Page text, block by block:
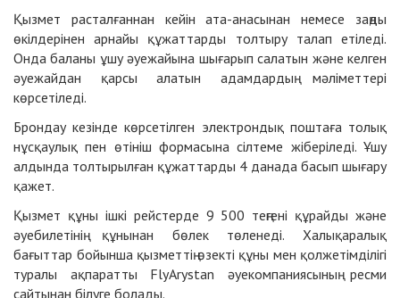
Қызмет расталғаннан кейін ата-анасынан немесе заңды
өкілдерінен арнайы құжаттарды толтыру талап етіледі.
Онда баланы ұшу әуежайына шығарып салатын және келген
әуежайдан қарсы алатын адамдардың мәліметтері
көрсетіледі.
Брондау кезінде көрсетілген электрондық поштаға толық
нұсқаулық пен өтініш формасына сілтеме жіберіледі. Ұшу
алдында толтырылған құжаттарды 4 данада басып шығару
қажет.
Қызмет құны ішкі рейстерде 9 500 теңгені құрайды және
әуебилетінің құнынан бөлек төленеді. Халықаралық
бағыттар бойынша қызметтің өзекті құны мен қолжетімділігі
туралы ақпаратты FlyArystan әуекомпаниясының ресми
сайтынан білуге болады.